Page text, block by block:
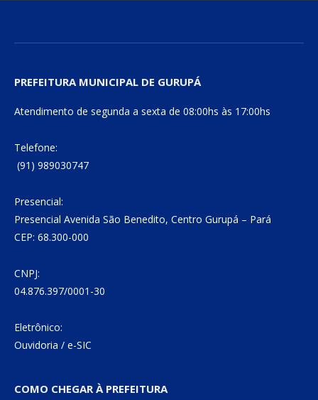
PREFEITURA MUNICIPAL DE GURUPÁ
Atendimento de segunda a sexta de 08:00hs às 17:00hs
Telefone:
(91) 989030747
Presencial:
Presencial Avenida São Benedito, Centro Gurupá – Pará
CEP: 68.300-000
CNPJ:
04.876.397/0001-30
Eletrônico:
Ouvidoria / e-SIC
COMO CHEGAR À PREFEITURA